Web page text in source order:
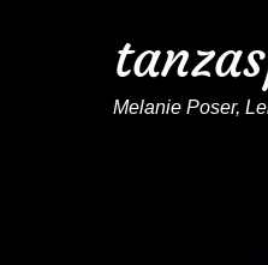
Melanie Poser,